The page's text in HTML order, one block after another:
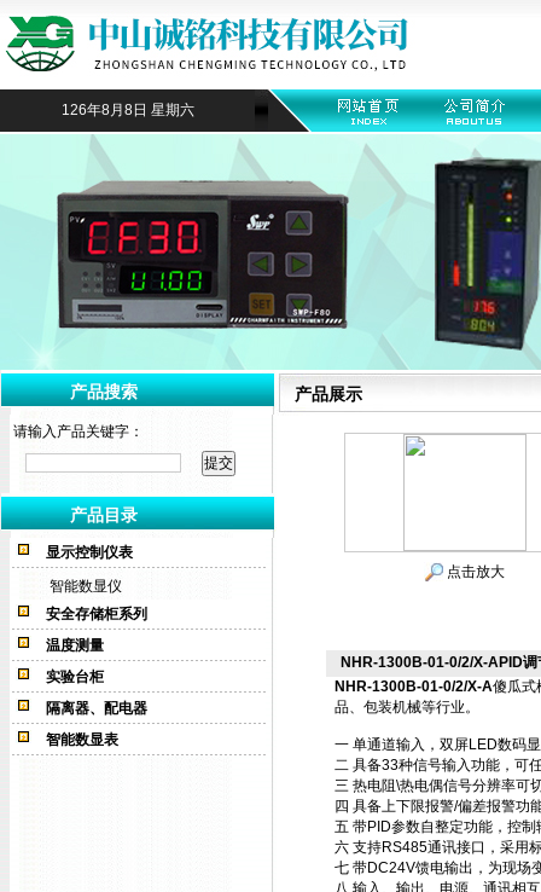
126年8月8日 星期六
产品搜索
请输入产品关键字：
产品目录
显示控制仪表
智能数显仪
安全存储柜系列
温度测量
实验台柜
隔离器、配电器
智能数显表
产品展示
点击放大
NHR-1300B-01-0/2/X-APID
NHR-1300B-01-0/2/X-A傻瓜式
品、包装机械等行业。
一 单通道输入，双屏LED数码
二 具备33种信号输入功能，可
三 热电阻\热电偶信号分辨率
四 具备上下限报警/偏差报警功
五 带PID参数自整定功能，控
六 支持RS485通讯接口，采用
七 带DC24V馈电输出，为现场
八 输入、输出、电源、通讯相